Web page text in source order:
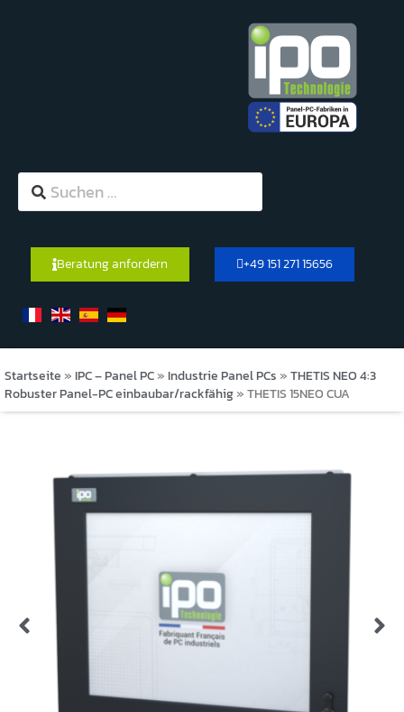
Beratung anfordern +49 151 271 15656
Startseite » IPC – Panel PC » Industrie Panel PCs » THETIS NEO 4:3
Robuster Panel-PC einbaubar/rackfähig » THETIS 15NEO CUA